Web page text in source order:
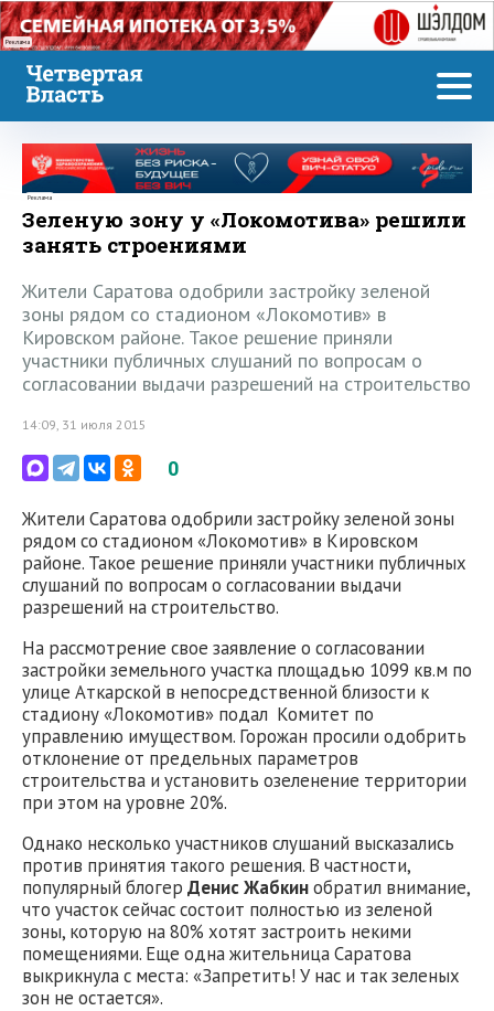
Реклама
Реклама
Зеленую зону у «Локомотива» решили
занять строениями
Жители Саратова одобрили застройку зеленой
зоны рядом со стадионом «Локомотив» в
Кировском районе. Такое решение приняли
участники публичных слушаний по вопросам о
согласовании выдачи разрешений на строительство
14:09, 31 июля 2015
0
Жители Саратова одобрили застройку зеленой зоны
рядом со стадионом «Локомотив» в Кировском
районе. Такое решение приняли участники публичных
слушаний по вопросам о согласовании выдачи
разрешений на строительство.
На рассмотрение свое заявление о согласовании
застройки земельного участка площадью 1099 кв.м по
улице Аткарской в непосредственной близости к
стадиону «Локомотив» подал Комитет по
управлению имуществом. Горожан просили одобрить
отклонение от предельных параметров
строительства и установить озеленение территории
при этом на уровне 20%.
Однако несколько участников слушаний высказались
против принятия такого решения. В частности,
популярный блогер Денис Жабкинобратил внимание,
что участок сейчас состоит полностью из зеленой
зоны, которую на 80% хотят застроить некими
помещениями. Еще одна жительница Саратова
выкрикнула с места: «Запретить! У нас и так зеленых
зон не остается».